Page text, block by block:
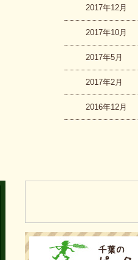
2017年12月
2017年10月
2017年5月
2017年2月
2016年12月